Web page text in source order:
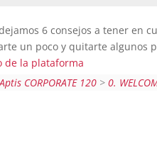
6 consejos a tener en
un poco y quitarte algunos
de la plataforma
CORPORATE 120 >0.